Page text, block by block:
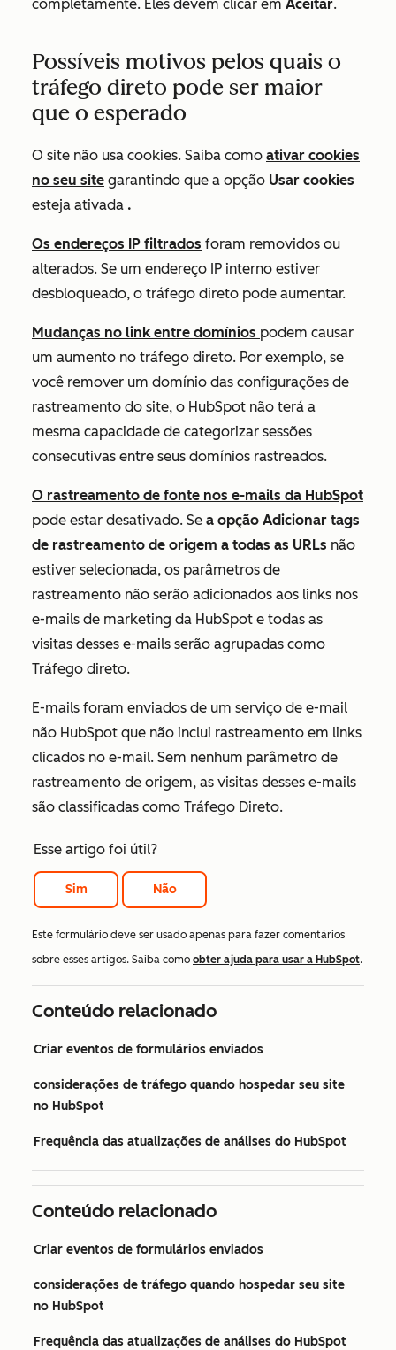
completamente. Eles devem clicar em Aceitar.
Possíveis motivos pelos quais o
tráfego direto pode ser maior
que o esperado
O site não usa cookies. Saiba como ativar cookies
no seu site garantindo que a opção Usar cookies
esteja ativada .
Os endereços IP filtrados foram removidos ou
alterados. Se um endereço IP interno estiver
desbloqueado, o tráfego direto pode aumentar.
Mudanças no link entre domínios podem causar
um aumento no tráfego direto. Por exemplo, se
você remover um domínio das configurações de
rastreamento do site, o HubSpot não terá a
mesma capacidade de categorizar sessões
consecutivas entre seus domínios rastreados.
O rastreamento de fonte nos e-mails da HubSpot
pode estar desativado. Se a opção Adicionar tags
de rastreamento de origem a todas as URLs não
estiver selecionada, os parâmetros de
rastreamento não serão adicionados aos links nos
e-mails de marketing da HubSpot e todas as
visitas desses e-mails serão agrupadas como
Tráfego direto.
E-mails foram enviados de um serviço de e-mail
não HubSpot que não inclui rastreamento em links
clicados no e-mail. Sem nenhum parâmetro de
rastreamento de origem, as visitas desses e-mails
são classificadas como Tráfego Direto.
Esse artigo foi útil?
Sim Não
Este formulário deve ser usado apenas para fazer comentários
sobre esses artigos. Saiba como obter ajuda para usar a HubSpot.
Conteúdo relacionado
Criar eventos de formulários enviados
considerações de tráfego quando hospedar seu site
no HubSpot
Frequência das atualizações de análises do HubSpot
Conteúdo relacionado
Criar eventos de formulários enviados
considerações de tráfego quando hospedar seu site
no HubSpot
Frequência das atualizações de análises do HubSpot